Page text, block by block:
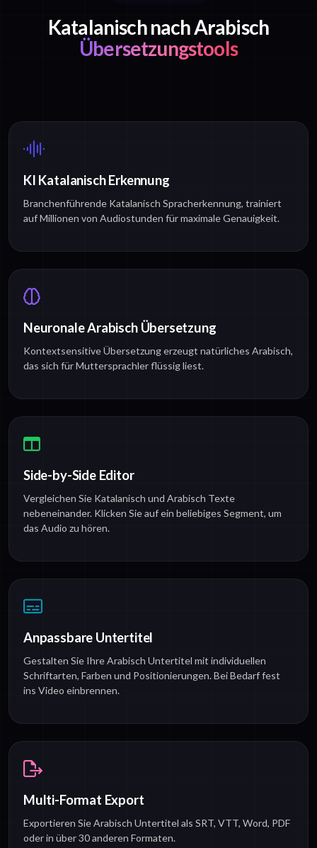
Katalanisch nach Arabisch
Übersetzungstools
KI Katalanisch Erkennung
Branchenführende Katalanisch Spracherkennung, trainiert
auf Millionen von Audiostunden für maximale Genauigkeit.
Neuronale Arabisch Übersetzung
Kontextsensitive Übersetzung erzeugt natürliches Arabisch,
das sich für Muttersprachler flüssig liest.
Side-by-Side Editor
Vergleichen Sie Katalanisch und Arabisch Texte
nebeneinander. Klicken Sie auf ein beliebiges Segment, um
das Audio zu hören.
Anpassbare Untertitel
Gestalten Sie Ihre Arabisch Untertitel mit individuellen
Schriftarten, Farben und Positionierungen. Bei Bedarf fest
ins Video einbrennen.
Multi-Format Export
Exportieren Sie Arabisch Untertitel als SRT, VTT, Word, PDF
oder in über 30 anderen Formaten.